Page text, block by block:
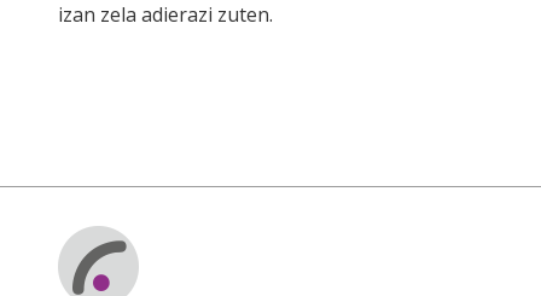
izan zela adierazi zuten.